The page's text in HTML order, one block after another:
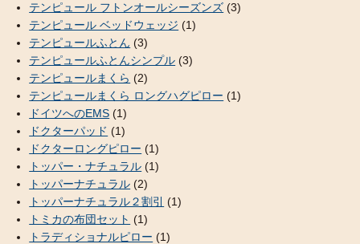
テンピュール フトンオールシーズンズ (3)
テンピュール ベッドウェッジ (1)
テンピュールふとん (3)
テンピュールふとんシンプル (3)
テンピュールまくら (2)
テンピュールまくら ロングハグピロー (1)
ドイツへのEMS (1)
ドクターパッド (1)
ドクターロングピロー (1)
トッパー・ナチュラル (1)
トッパーナチュラル (2)
トッパーナチュラル２割引
(1)
トミカの布団セット (1)
トラディショナルピロー (1)